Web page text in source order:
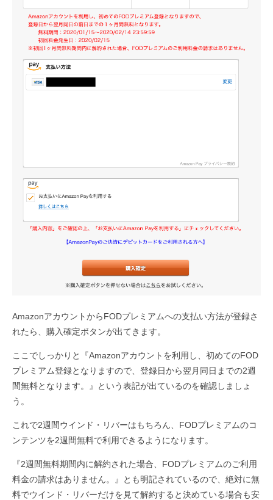
AmazonアカウントからFODプレミアムへの支払い方法が登録さ
れたら、購入確定ボタンが出てきます。
ここでしっかりと『Amazonアカウントを利用し、初めてのFOD
プレミアム登録となりますので、登録日から翌月同日までの2週
間無料となります。』という表記が出ているのを確認しましょ
う。
これで2週間ウインド・リバーはもちろん、FODプレミアムのコ
ンテンツを2週間無料で利用できるようになります。
『2週間無料期間内に解約された場合、FODプレミアムのご利用
料金の請求はありません。』とも明記されているので、絶対に無
料でウインド・リバーだけを見て解約すると決めている場合も安